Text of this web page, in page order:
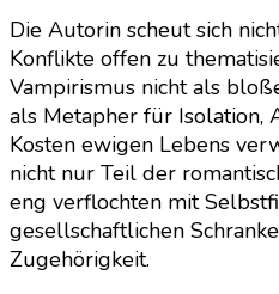
Die Autorin scheut sich
Konflikte offen zu
Vampirismus nicht als
als Metapher für Isolation,
Kosten ewigen Lebens
nicht nur Teil der
eng verflochten mit
gesellschaftlichen
Zugehörigkeit.